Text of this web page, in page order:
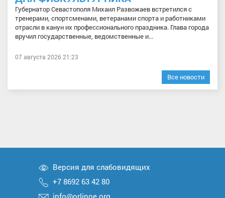
Губернатор Севастополя Михаил Развожаев встретился с
тренерами, спортсменами, ветеранами спорта и работниками
отрасли в канун их профессионального праздника. Глава города
вручил государственные, ведомственные и...
07 августа 2026 21:23
Все новости
Версия для слабовидящих
+7 8692 63 42 80
info@orlinoe.org